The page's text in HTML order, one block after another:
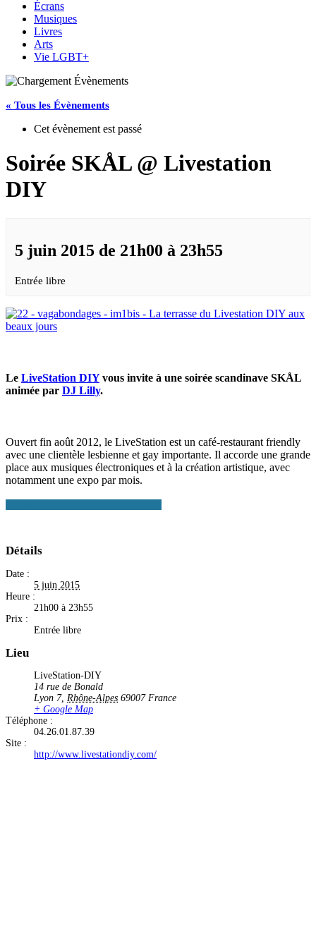
Écrans
Musiques
Livres
Arts
Vie LGBT+
« Tous les Évènements
Cet évènement est passé
Soirée SKÅL @ Livestation
DIY
5 juin 2015 de 21h00 à 23h55
Entrée libre
Le LiveStation DIYvous invite à une soirée scandinave SKÅL
animée par DJ Lilly.
Ouvert fin août 2012, le LiveStation est un café-restaurant friendly
avec une clientèle lesbienne et gay importante. Il accorde une grande
place aux musiques électroniques et à la création artistique, avec
notamment une expo par mois.
Détails
Date :
5 juin 2015
Heure :
21h00 à 23h55
Prix :
Entrée libre
Lieu
LiveStation-DIY
14 rue de Bonald
Lyon 7, Rhône-Alpes 69007 France
+ Google Map
Téléphone :
04.26.01.87.39
Site :
http://www.livestationdiy.com/